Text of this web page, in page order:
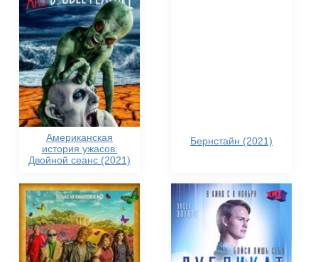
Американская
история ужасов:
Двойной сеанс (2021)
Бернстайн (2021)